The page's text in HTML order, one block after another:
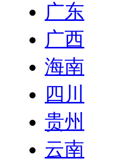
广东
广西
海南
四川
贵州
云南